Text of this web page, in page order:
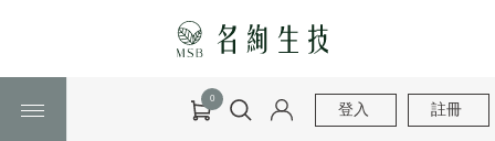
0
登入 註冊